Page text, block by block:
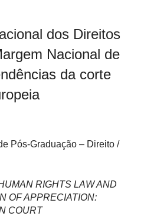
dos Direitos
Nacional de
da corte
Pós-Graduação – Direito /
RIGHTS LAW AND
OF APPRECIATION:
COURT